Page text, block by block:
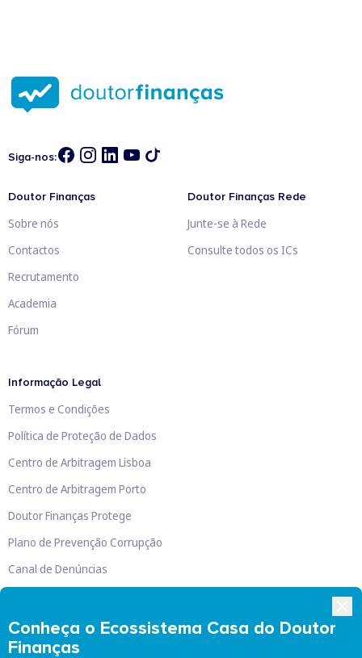
Conheça o Ecossistema Casa do Doutor
Finanças
Siga-nos:
Doutor Finanças
Sobre nós
Contactos
Recrutamento
Academia
Fórum
Doutor Finanças Rede
Junte-se à Rede
Consulte todos os ICs
Informação Legal
Termos e Condições
Política de Proteção de Dados
Centro de Arbitragem Lisboa
Centro de Arbitragem Porto
Doutor Finanças Protege
Plano de Prevenção Corrupção
Canal de Denúncias